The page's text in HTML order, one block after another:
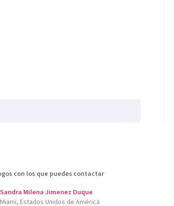
con los que puedes contactar
Sandra Milena Jimenez Duque
Miami, Estados Unidos de América